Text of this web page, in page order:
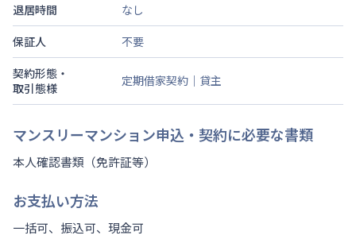
退居時間
なし
保証人
不要
契約形態・
取引態様
定期借家契約｜貸主
マンスリーマンション申込・契約に必要な書類
本人確認書類（免許証等）
お支払い方法
一括可、振込可、現金可